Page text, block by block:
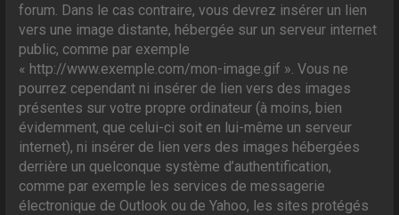
forum. Dans le cas contraire, vous devrez insérer un lien
vers une image distante, hébergée sur un serveur internet
public, comme par exemple
« http://www.exemple.com/mon-image.gif ». Vous ne
pourrez cependant ni insérer de lien vers des images
présentes sur votre propre ordinateur (à moins, bien
évidemment, que celui-ci soit en lui-même un serveur
internet), ni insérer de lien vers des images hébergées
derrière un quelconque système d’authentification,
comme par exemple les services de messagerie
électronique de Outlook ou de Yahoo, les sites protégés